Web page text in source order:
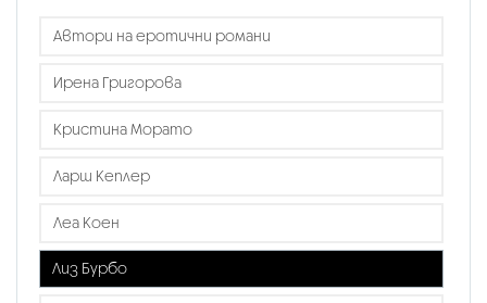
Автори на еротични романи
Ирена Григорова
Кристина Морато
Ларш Кеплер
Леа Коен
Лиз Бурбо